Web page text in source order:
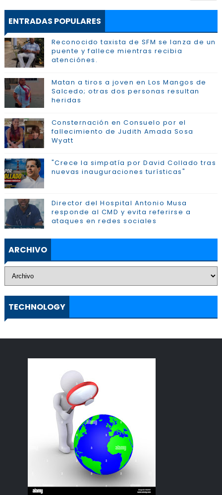
ENTRADAS POPULARES
Reconocido taxista de SFM se lanza de un
puente y fallece mientras recibia
atenciónes.
Matan a tiros a joven en Los Mangos de
Salcedo; otras dos personas resultan
heridas
Consternación en Consuelo por el
fallecimiento de Judith Amada Sosa
Wyatt
"Crece la simpatía por David Collado tras
nuevas inauguraciones turísticas"
Director del Hospital Antonio Musa
responde al CMD y evita referirse a
ataques en redes sociales
ARCHIVO
TECHNOLOGY